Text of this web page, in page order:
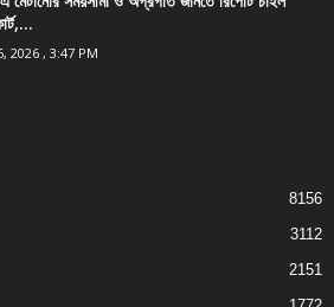
2026 , 3:47 PM
8156
3112
2151